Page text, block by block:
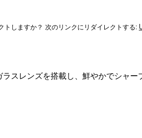
トしますか？ 次のリンクにリダイレクトする:
スレンズを搭載し、鮮やかでシャー